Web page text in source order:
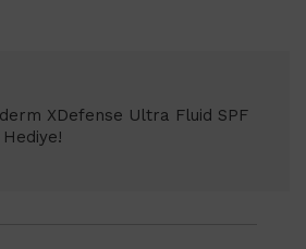
Ultra Fluid SPF